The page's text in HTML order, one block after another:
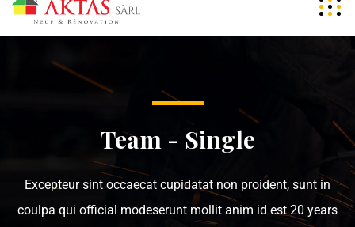
Team - Single
Excepteur sint occaecat cupidatat non proident, sunt in
coulpa qui official modeserunt mollit anim id est 20 years